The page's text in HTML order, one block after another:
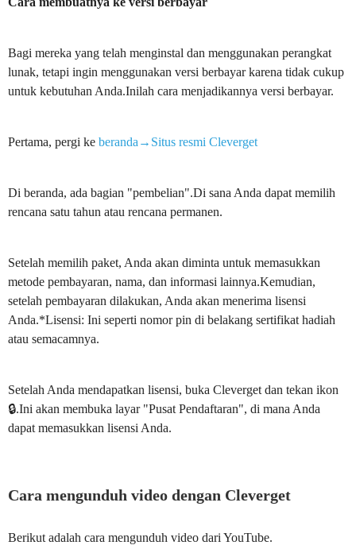
Bagi mereka yang telah menginstal dan menggunakan perangkat
lunak, tetapi ingin menggunakan versi berbayar karena tidak cukup
untuk kebutuhan Anda.Inilah cara menjadikannya versi berbayar.
Pertama, pergi ke beranda→Situs resmi Cleverget
Di beranda, ada bagian "pembelian".Di sana Anda dapat memilih
rencana satu tahun atau rencana permanen.
Setelah memilih paket, Anda akan diminta untuk memasukkan
metode pembayaran, nama, dan informasi lainnya.Kemudian,
setelah pembayaran dilakukan, Anda akan menerima lisensi
Anda.*Lisensi: Ini seperti nomor pin di belakang sertifikat hadiah
atau semacamnya.
Setelah Anda mendapatkan lisensi, buka Cleverget dan tekan ikon
🔒.Ini akan membuka layar "Pusat Pendaftaran", di mana Anda
dapat memasukkan lisensi Anda.
Cara mengunduh video dengan Cleverget
Berikut adalah cara mengunduh video dari YouTube.